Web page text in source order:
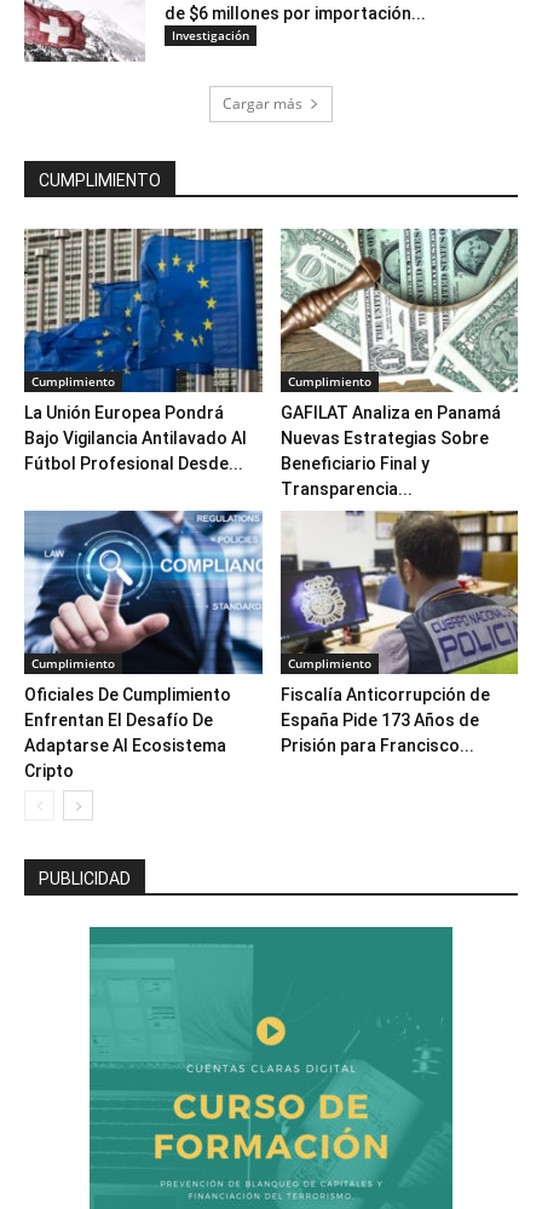
de $6 millones por importación...
Investigación
Cargar más
CUMPLIMIENTO
Cumplimiento
La Unión Europea Pondrá
Bajo Vigilancia Antilavado Al
Fútbol Profesional Desde...
Cumplimiento
GAFILAT Analiza en Panamá
Nuevas Estrategias Sobre
Beneficiario Final y
Transparencia...
Cumplimiento
Oficiales De Cumplimiento
Enfrentan El Desafío De
Adaptarse Al Ecosistema
Cripto
Cumplimiento
Fiscalía Anticorrupción de
España Pide 173 Años de
Prisión para Francisco...
PUBLICIDAD